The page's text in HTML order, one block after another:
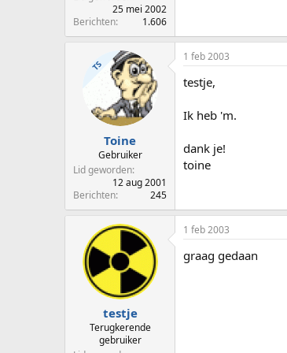
25 mei 2002
Berichten
1.606
TS
Toine
Gebruiker
Lid geworden
12 aug 2001
Berichten
245
1 feb 2003
testje,
Ik heb 'm.
dank je!
toine
testje
Terugkerende
gebruiker
1 feb 2003
graag gedaan